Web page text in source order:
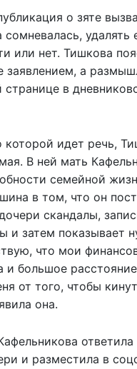
о зяте
сомневалась, удалять
или нет. Тишкова
заявлением, а
странице в
которой идет речь,
В ней мать
семейной
в том, что он
скандалы,
и затем показывает
что мои
и большое
от того, чтобы
она.
ответила
и разместила в